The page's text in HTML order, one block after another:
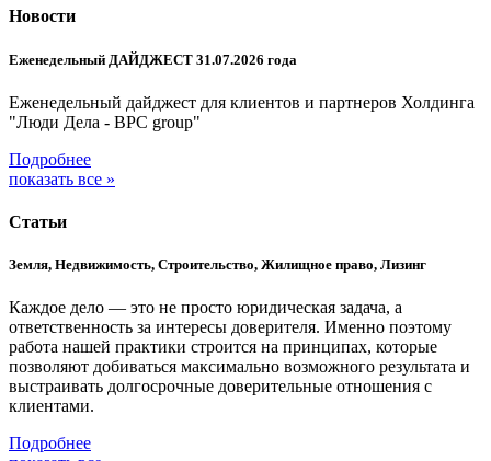
Новости
Еженедельный ДАЙДЖЕСТ 31.07.2026 года
Еженедельный дайджест для клиентов и партнеров Холдинга
"Люди Дела - BPC group"
Подробнее
показать все »
Статьи
Земля, Недвижимость, Строительство, Жилищное право, Лизинг
Каждое дело — это не просто юридическая задача, а
ответственность за интересы доверителя. Именно поэтому
работа нашей практики строится на принципах, которые
позволяют добиваться максимально возможного результата и
выстраивать долгосрочные доверительные отношения с
клиентами.
Подробнее